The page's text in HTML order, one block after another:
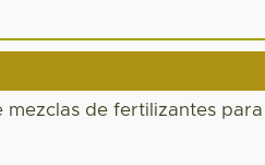
mezclas de fertilizantes